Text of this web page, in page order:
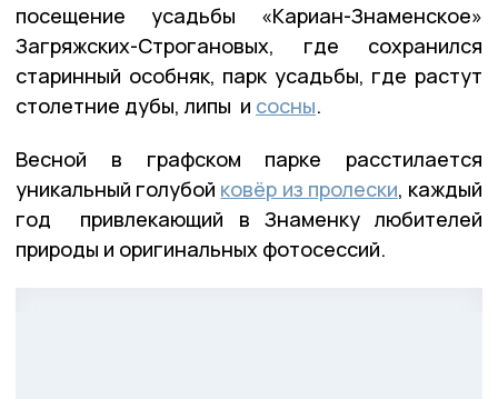
посещение усадьбы «Кариан-Знаменское»
Загряжских-Строгановых, где сохранился
старинный особняк, парк усадьбы, где растут
столетние дубы, липы и сосны.
Весной в графском парке расстилается
уникальный голубой ковёр из пролески, каждый
год привлекающий в Знаменку любителей
природы и оригинальных фотосессий.